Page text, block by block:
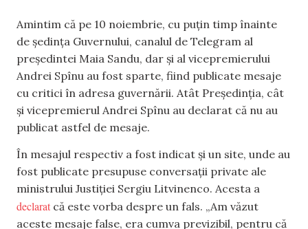
Amintim că pe 10 noiembrie, cu puțin timp înainte
de ședința Guvernului, canalul de Telegram al
președintei Maia Sandu, dar și al vicepremierului
Andrei Spînu au fost sparte, fiind publicate mesaje
cu critici în adresa guvernării. Atât Președinția, cât
și vicepremierul Andrei Spînu au declarat că nu au
publicat astfel de mesaje.
În mesajul respectiv a fost indicat și un site, unde au
fost publicate presupuse conversații private ale
ministrului Justiției Sergiu Litvinenco. Acesta a
declarat că este vorba despre un fals. „Am văzut
aceste mesaje false, era cumva previzibil, pentru că